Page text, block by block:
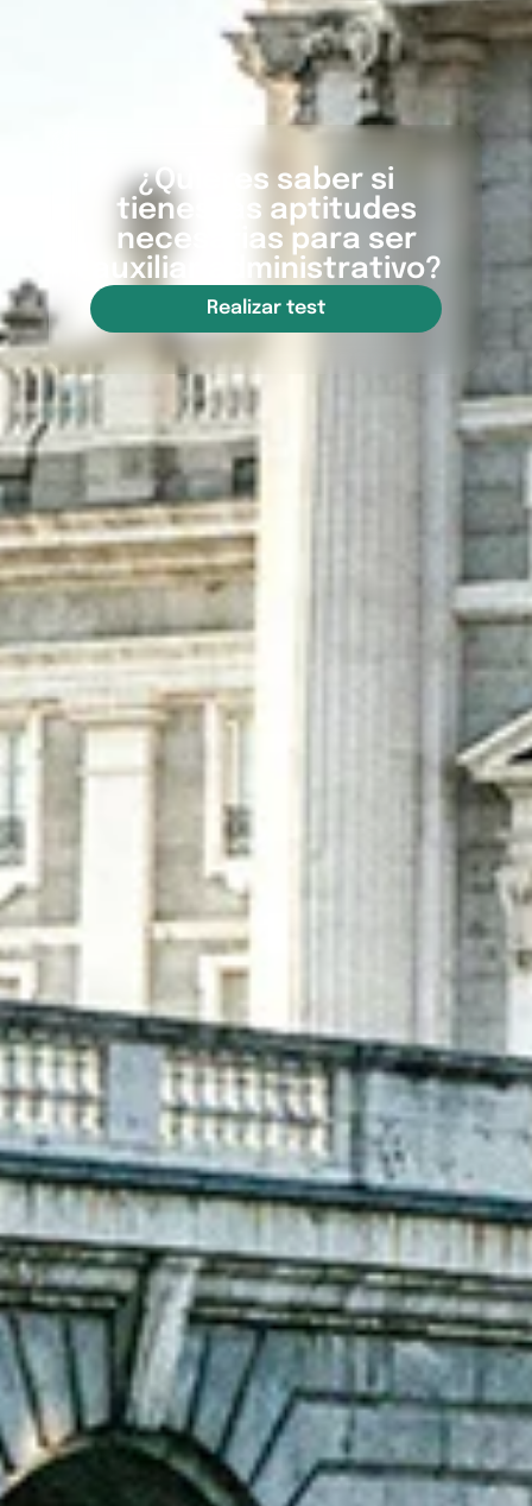
¿Quieres saber si
tienes las aptitudes
necesarias para ser
auxiliar administrativo?
Realizar test